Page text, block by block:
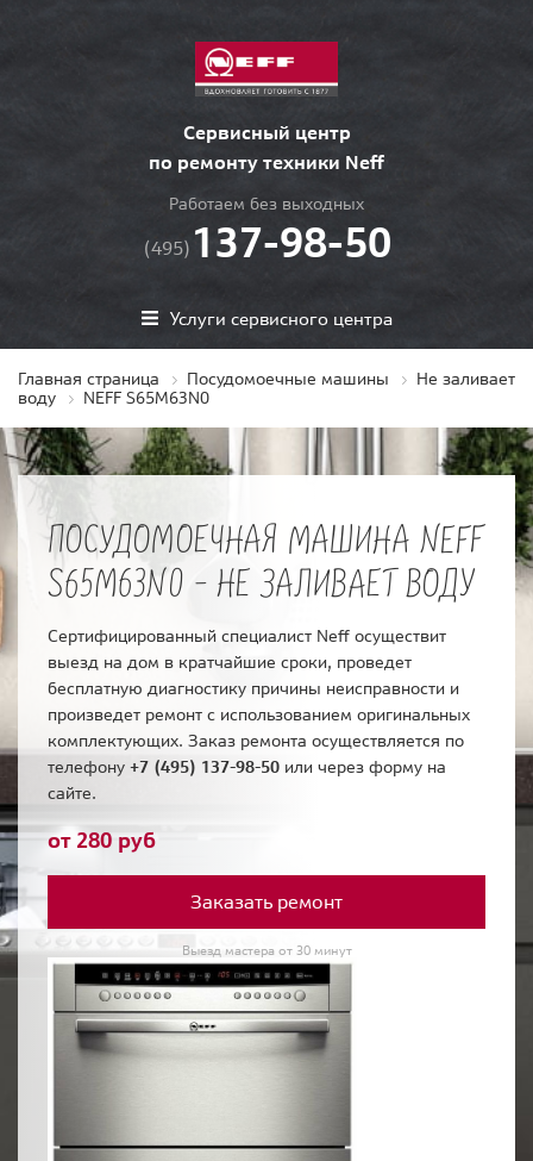
Сервисный центр
по ремонту техники Neff
Работаем без выходных
(495) 137-98-50
Услуги сервисного центра
Главная страница Посудомоечные машины
Не заливает
воду
NEFF S65M63N0
ПОСУДОМОЕЧНАЯ МАШИНА NEFF
S65M63N0 - НЕ ЗАЛИВАЕТ ВОДУ
Сертифицированный специалист Neff осуществит
выезд на дом в кратчайшие сроки, проведет
бесплатную диагностику причины неисправности и
произведет ремонт с использованием оригинальных
комплектующих. Заказ ремонта осуществляется по
телефону +7 (495) 137-98-50 или через форму на
сайте.
от 280 руб
Заказать ремонт
Выезд мастера от 30 минут